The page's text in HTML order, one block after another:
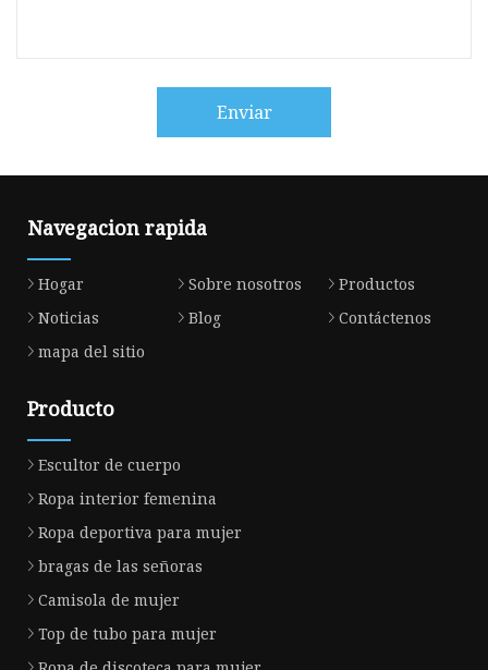
Enviar
Navegacion rapida
Hogar Sobre nosotros
Productos
Noticias
Blog
Contáctenos
mapa del sitio
Producto
Escultor de cuerpo
Ropa interior femenina
Ropa deportiva para mujer
bragas de las señoras
Camisola de mujer
Top de tubo para mujer